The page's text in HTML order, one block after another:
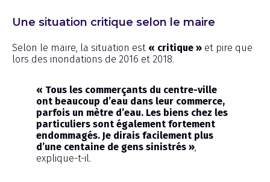
Une situation critique selon le maire
Selon le maire, la situation est « critique » et pire que
lors des inondations de 2016 et 2018.
« Tous les commerçants du centre-ville
ont beaucoup d’eau dans leur commerce,
parfois un mètre d’eau. Les biens chez les
particuliers sont également fortement
endommagés. Je dirais facilement plus
d’une centaine de gens sinistrés »
explique-t-il.